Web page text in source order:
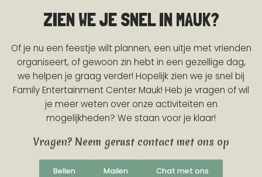
ZIEN WE JE SNEL IN MAUK?
Of je nu een feestje wilt plannen, een uitje met vrienden
organiseert, of gewoon zin hebt in een gezellige dag,
we helpen je graag verder! Hopelijk zien we je snel bij
Family Entertainment Center Mauk! Heb je vragen of wil
je meer weten over onze activiteiten en
mogelijkheden? We staan voor je klaar!
Vragen? Neem gerust contact met ons op
Bellen Mailen Chat met ons